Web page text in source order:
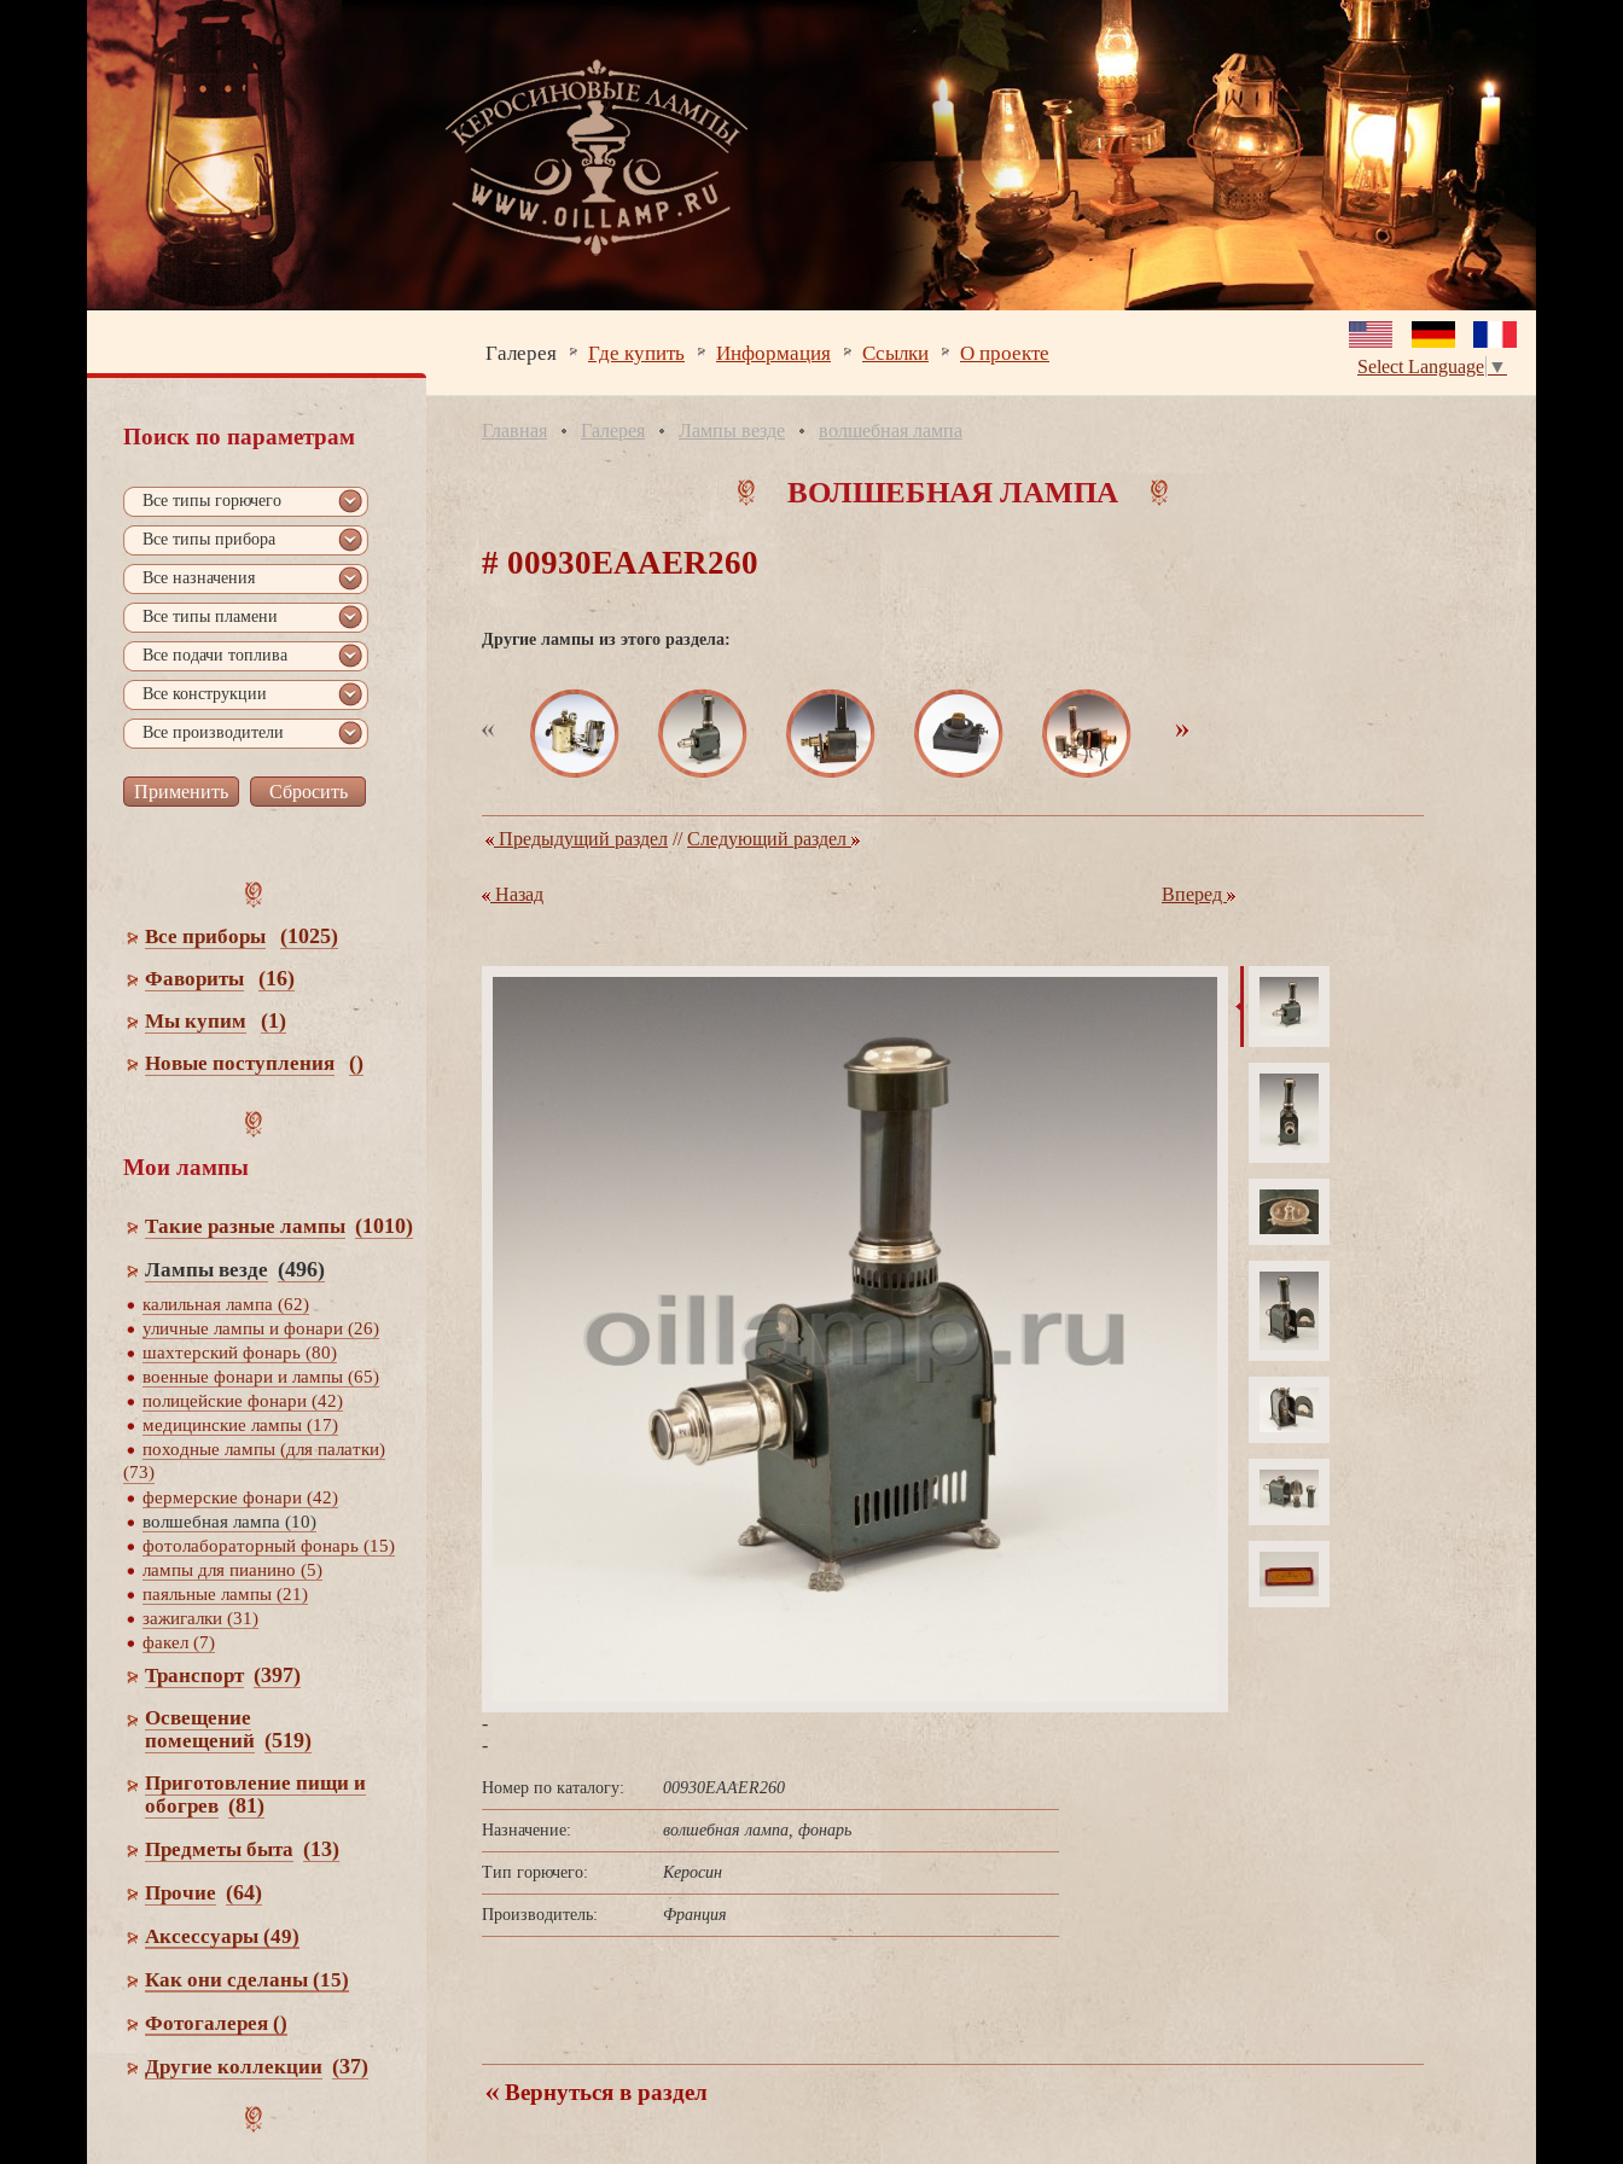
Галерея Где купить Информация Ссылки О проекте
Select Language ▼
Поиск по параметрам
се типы горючего
се типы прибора
се назначения
се типы пламени
се подачи топлива
се конструкции
се производители
се приборы (1025)
Фавориты (16)
Мы купим (1)
Новые поступления ()
Мои лампы
Такие разные лампы (1010)
Лампы везде (496)
калильная лампа (62)
уличные лампы и фонари (26)
шахтерский фонарь (80)
оенные фонари и лампы (65)
полицейские фонари (42)
медицинские лампы (17)
походные лампы (для палатки)
(73)
фермерские фонари (42)
олшебная лампа (10)
фотолабораторный фонарь (15)
лампы для пианино (5)
паяльные лампы (21)
зажигалки (31)
факел (7)
Транспорт (397)
Освещение
помещений (519)
Приготовление пищи и
обогре (81)
Предметы быта (13)
Прочие (64)
Аксессуары (49)
Как они сделаны (15)
Фотогалерея ()
Другие коллекции (37)
Главная Галерея Лампы везде олшебная лампа
ОЛШЕБНАЯ ЛАМПА
# 00930EAAER260
Другие лампы из этого раздела:
Предыдущий раздел //Следующий раздел
Назад перед
-
-
Номер по каталогу: 00930EAAER260
Назначение: олшебная лампа, фонарь
Тип горючего: Керосин
Производитель: Франция
ернуться в раздел